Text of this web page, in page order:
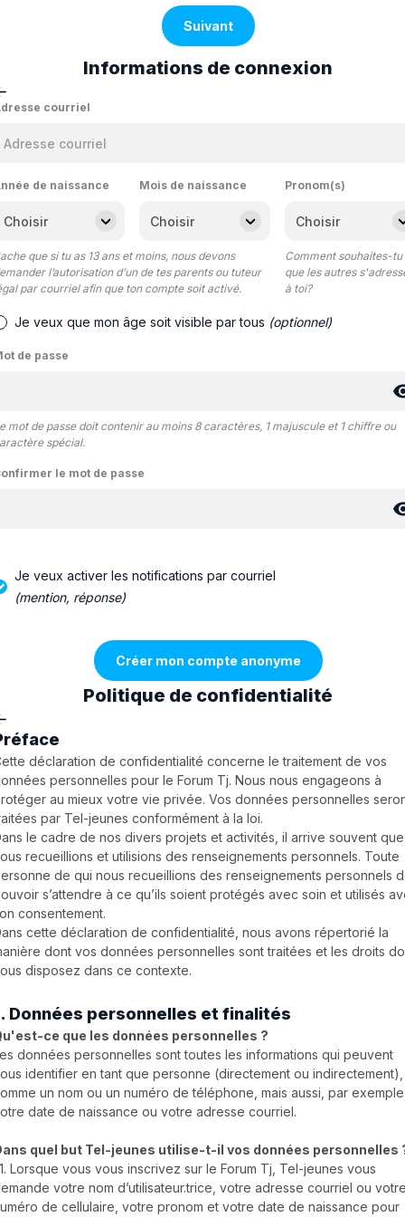
Suivant
Informations de connexion
courriel
de naissance Mois de naissance
que si tu as 13 ans et moins, nous devons
l’autorisation d’un de tes parents ou tuteur
par courriel afin que ton compte soit activé.
Pronom(s)
Comment souhaites-tu
que les autres
à toi?
Je veux que mon âge soit visible par tous (optionnel)
de passe
mot de passe doit contenir au moins 8 caractères, 1 majuscule et 1 chiffre ou
spécial.
le mot de passe
Je veux activer les notifications par courriel
(mention, réponse)
Politique de confidentialité
déclaration de confidentialité concerne le traitement de vos
personnelles pour le Forum Tj. Nous nous engageons à
au mieux votre vie privée. Vos données personnelles
par Tel-jeunes conformément à la loi.
le cadre de nos divers projets et activités, il arrive souvent que
recueillions et utilisions des renseignements personnels. Toute
de qui nous recueillions des renseignements personnels
s’attendre à ce qu’ils soient protégés avec soin et utilisés
consentement.
cette déclaration de confidentialité, nous avons répertorié la
dont vos données personnelles sont traitées et les droits
disposez dans ce contexte.
Données personnelles et finalités
ce que les données personnelles ?
données personnelles sont toutes les informations qui peuvent
identifier en tant que personne (directement ou indirectement),
un nom ou un numéro de téléphone, mais aussi, par
date de naissance ou votre adresse courriel.
quel but Tel-jeunes utilise-t-il vos données personnelles
Lorsque vous vous inscrivez sur le Forum Tj, Tel-jeunes vous
votre nom d’utilisateur.trice, votre adresse courriel ou
de cellulaire, votre pronom et votre date de naissance pour